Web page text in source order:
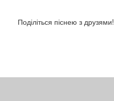
Поділіться піснею з друзями!